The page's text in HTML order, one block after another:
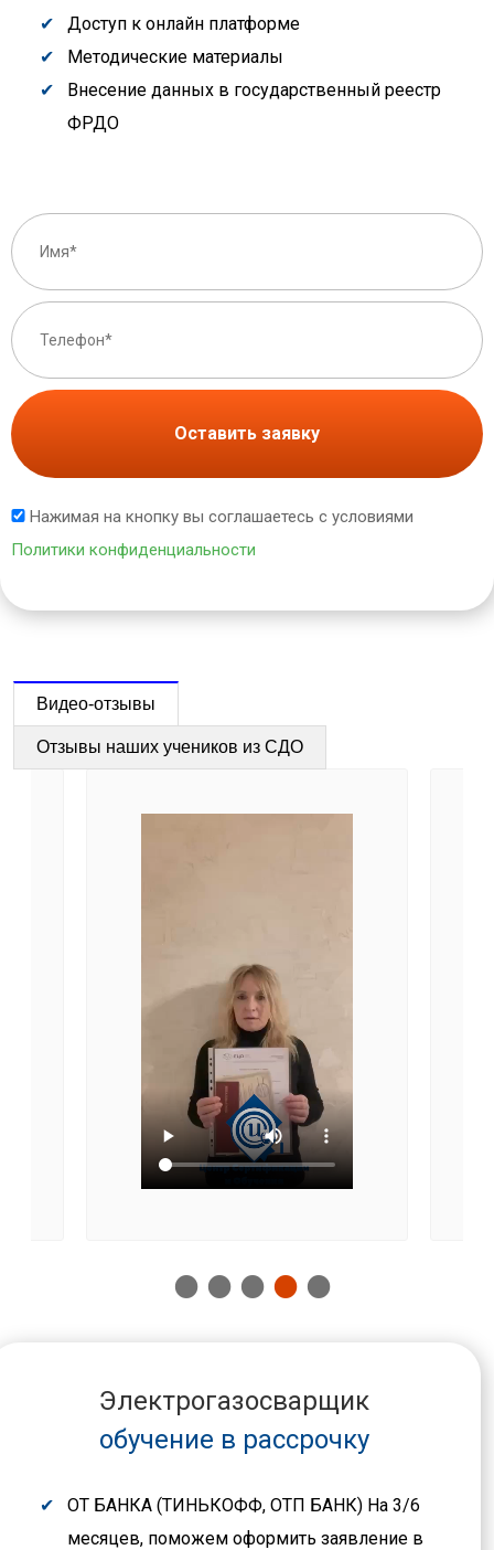
Доступ к онлайн платформе
Методические материалы
Внесение данных в государственный реестр
ФРДО
Оставить заявку
Нажимая на кнопку вы соглашаетесь с условиями
Политики конфиденциальности
Видео-отзывы
Отзывы наших учеников из СДО
Электрогазосварщик
обучение в рассрочку
ОТ БАНКА (ТИНЬКОФФ, ОТП БАНК) На 3/6
месяцев, поможем оформить заявление в